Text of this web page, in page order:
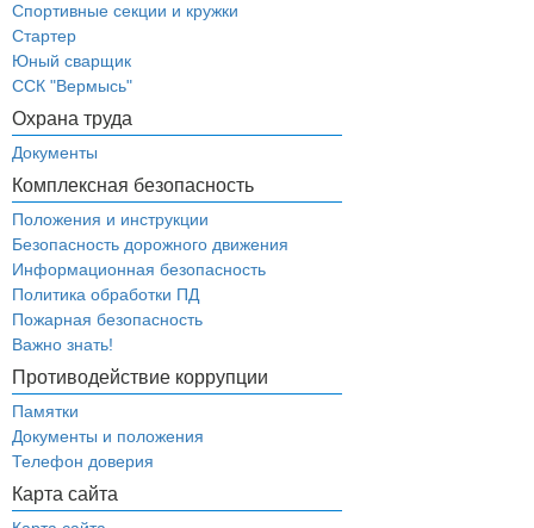
Спортивные секции и кружки
Стартер
Юный сварщик
ССК "Вермысь"
Охрана труда
Документы
Комплексная безопасность
Положения и инструкции
Безопасность дорожного движения
Информационная безопасность
Политика обработки ПД
Пожарная безопасность
Важно знать!
Противодействие коррупции
Памятки
Документы и положения
Телефон доверия
Карта сайта